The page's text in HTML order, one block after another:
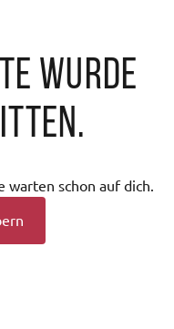
wurde
warten schon auf dich.